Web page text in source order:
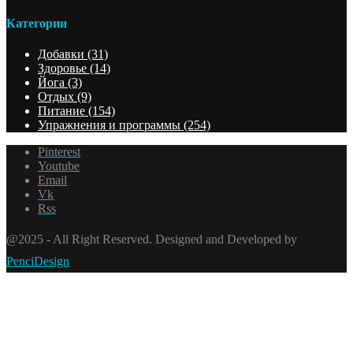
Категории
Добавки (31)
Здоровье (14)
Йога (3)
Отдых (9)
Питание (154)
Упражнения и программы (254)
Pinterest
Youtube
Email
Vk
Rss
@2025 - All Right Reserved. Designed and Developed by
PenciDesign